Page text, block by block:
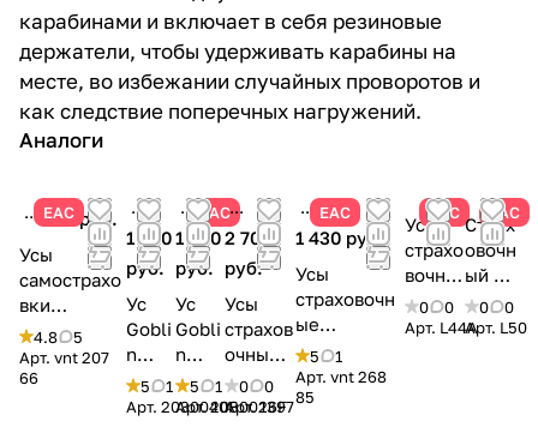
карабинами и включает в себя резиновые
держатели, чтобы удерживать карабины на
месте, во избежании случайных проворотов и
как следствие поперечных нагружений.
Аналоги
ЕАС
970 руб.
Усы
самострахо
вки
двойные
верёвочны
е | 65 + 65
4.8
5
Арт. vnt 207
66
1 690
руб.
Ус
Gobli
n
Lany
ard
5
1
Арт. 2030040F
ЕАС
1 590
руб.
Ус
Gobli
n
Lany
ard
5
1
Арт.2030026F
2 700
руб.
Усы
страхов
очные
Basic
Lanyard
0
0
Арт.1397
ЕАС
1 430 руб.
Усы
страховочн
ые
верёвочные
Factor Twin
| 50 + 85 см
5
1
Арт. vnt 268
85
ЕАС
Усы
страхо
вочны
е
Progre
0
0
Арт. L44A
ЕАС
Страх
овочн
ый ус
Jane-
I |
0
0
Арт. L50